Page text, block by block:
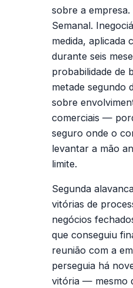
sobre a
Semanal.
medida, aplicada
durante seis
probabilidade de
metade segundo
sobre
comerciais —
seguro onde o
levantar a mão
limite.
Segunda
vitórias de
negócios
que conseguiu
reunião com a
perseguia há
vitória — mesmo